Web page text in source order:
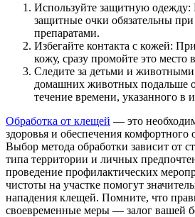
Используйте защитную одежду:
защитные очки обязательны
препаратами.
Избегайте контакта с кожей:
кожу, сразу промойте это место
Следите за детьми и
домашних животных подальше
течение времени, указанного в
Обработка от клещей — это
здоровья и обеспечения комфортного
Выбор метода обработки зависит от
типа территории и личных
проведение профилактических
чистоты на участке помогут
нападения клещей. Помните, что
своевременные меры — залог вашей